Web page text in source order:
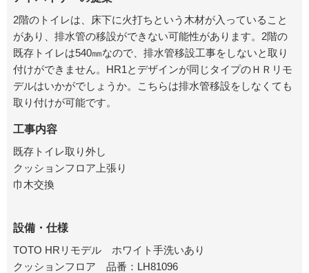
2階のトイレは、床下に火打ちという木材が入っていること
があり、排水管の移設ができない可能性があります。2階の
既存トイレは540㎜なので、排水管移設工事をしないと取り
付けができません。HR1とデザインが同じタイプのＨＲリモ
デルはいかがでしょうか。こちらは排水管移設をしなくても
取り付けが可能です。
工事内容
既存トイレ取り外し
クッションフロア上張り
巾木交換
設備・仕様
TOTO HRリモデル ホワイト手洗いあり
クッションフロア 品番：LH81096